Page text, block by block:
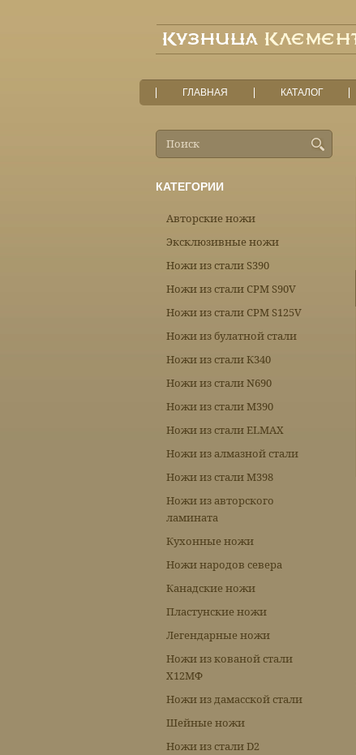
ГЛАВНАЯ КАТАЛОГ
КАТЕГОРИИ
Авторские ножи
Эксклюзивные ножи
Ножи из стали S390
Ножи из стали CPM S90V
Ножи из стали CPM S125V
Ножи из булатной стали
Ножи из стали К340
Ножи из стали N690
Ножи из стали М390
Ножи из стали ELMAX
Ножи из алмазной стали
Ножи из стали М398
Ножи из авторского
ламината
Кухонные ножи
Ножи народов севера
Канадские ножи
Пластунские ножи
Легендарные ножи
Ножи из кованой стали
Х12МФ
Ножи из дамасской стали
Шейные ножи
Ножи из стали D2